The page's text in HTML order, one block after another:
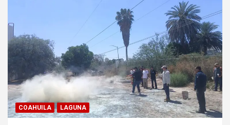
COAHUILA LAGUNA